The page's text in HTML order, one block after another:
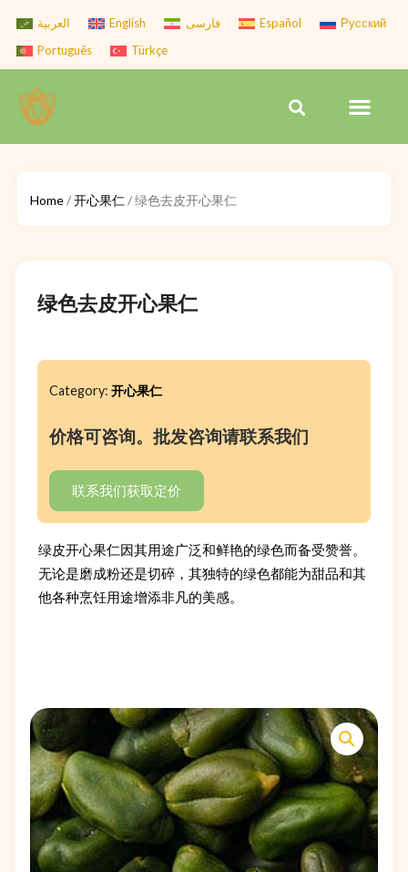
content
العربية English فارسی Español
Русский
Português
Türkçe
Search
Home/开心果仁/ 绿色去皮开心果仁
绿色去皮开心果仁
Category: 开心果仁
价格可咨询。批发咨询请联系我们
联系我们获取定价
绿皮开心果仁因其用途广泛和鲜艳的绿色而备受赞誉。
无论是磨成粉还是切碎，其独特的绿色都能为甜品和其
他各种烹饪用途增添非凡的美感。